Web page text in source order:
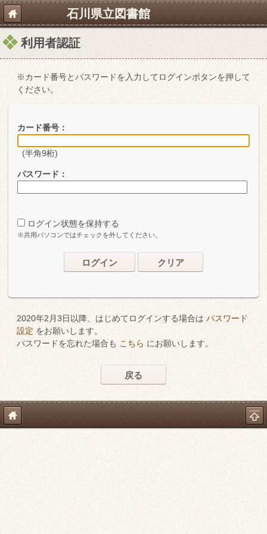
石川県立図書館
利用者認証
※カード番号とパスワードを入力してログインボタンを押して
ください。
カード番号：
(半角9桁)
パスワード：
ログイン状態を保持する
※共用パソコンではチェックを外してください。
ログイン クリア
2020年2月3日以降、はじめてログインする場合は パスワード
設定 をお願いします。
パスワードを忘れた場合も こちら にお願いします。
戻る